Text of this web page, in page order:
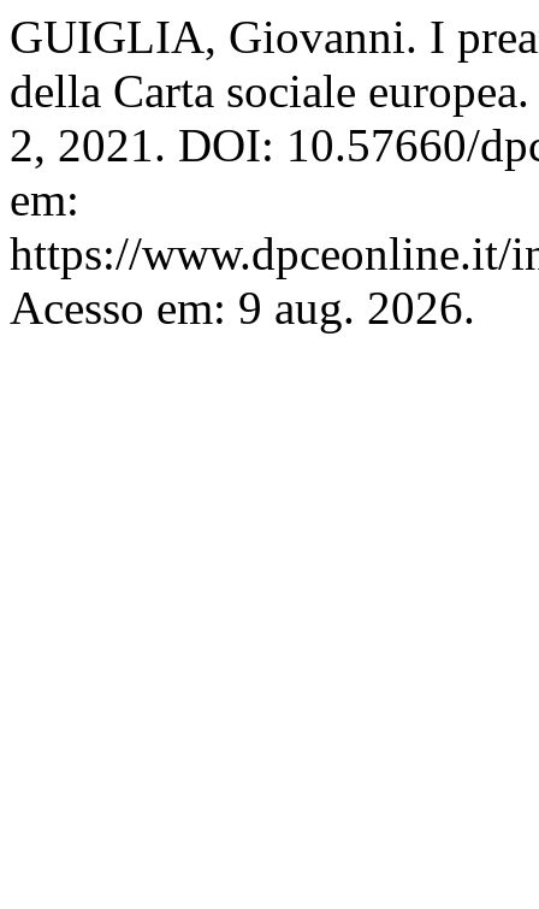
GUIGLIA, Giovanni. I
della Carta sociale
2, 2021. DOI: 10.57660/
em:
https://www.dpceonline.it/
Acesso em: 9 aug. 2026.